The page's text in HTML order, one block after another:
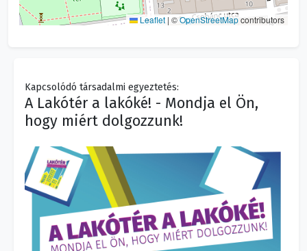
Leaflet | ©OpenStreetMapcontributors
Kapcsolódó társadalmi egyeztetés:
A Lakótér a lakóké! - Mondja el Ön,
hogy miért dolgozzunk!